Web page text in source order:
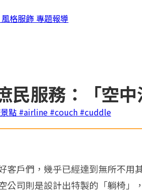
風格服飾 專題報導
民服務：「空中
點 #airline #couch #cuddle
客戶們，幾乎已經達到無所不
公司則是設計出特製的「躺椅